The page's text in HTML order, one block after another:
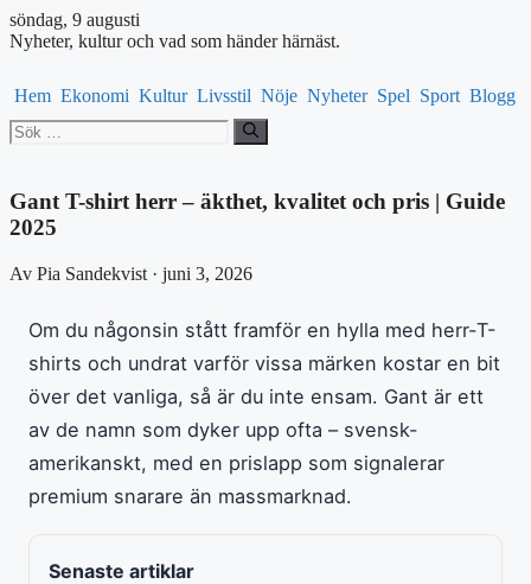
söndag, 9 augusti
Nyheter, kultur och vad som händer härnäst.
Hem Ekonomi Kultur Livsstil Nöje Nyheter Spel Sport Blogg
Sök
efter:
Gant T-shirt herr – äkthet, kvalitet och pris | Guide
2025
Av Pia Sandekvist · juni 3, 2026
Om du någonsin stått framför en hylla med herr-T-
shirts och undrat varför vissa märken kostar en bit
över det vanliga, så är du inte ensam. Gant är ett
av de namn som dyker upp ofta – svensk-
amerikanskt, med en prislapp som signalerar
premium snarare än massmarknad.
Senaste artiklar